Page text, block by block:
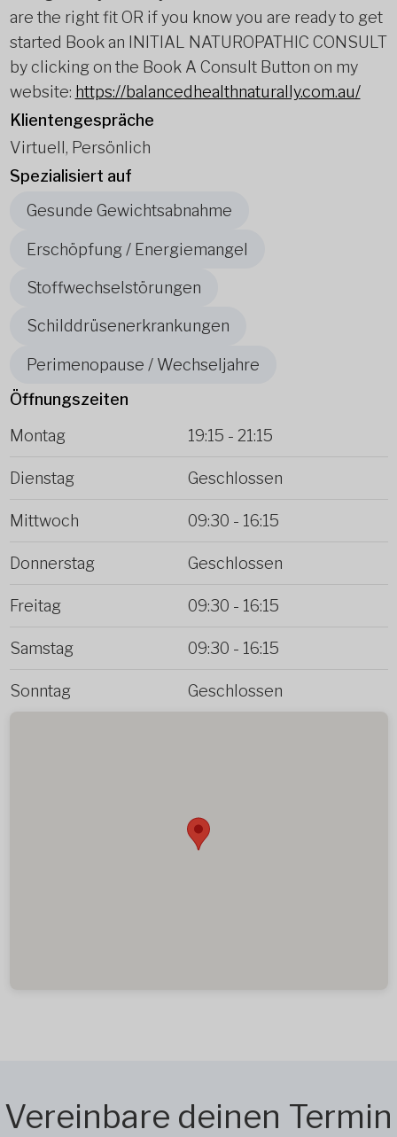
are the right fit OR if you know you are ready to get
started Book an INITIAL NATUROPATHIC CONSULT
by clicking on the Book A Consult Button on my
website: https://balancedhealthnaturally.com.au/
Klientengespräche
Virtuell, Persönlich
Spezialisiert auf
Gesunde Gewichtsabnahme
Erschöpfung / Energiemangel
Stoffwechselstörungen
Schilddrüsenerkrankungen
Perimenopause / Wechseljahre
Öffnungszeiten
Montag
19:15 - 21:15
Dienstag Geschlossen
Mittwoch 09:30 - 16:15
Donnerstag Geschlossen
Freitag 09:30 - 16:15
Samstag 09:30 - 16:15
Sonntag Geschlossen
Vereinbare deinen Termin